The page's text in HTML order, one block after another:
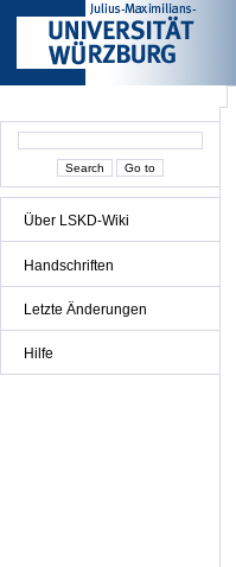
Über LSKD-Wiki
Handschriften
Letzte Änderungen
Hilfe